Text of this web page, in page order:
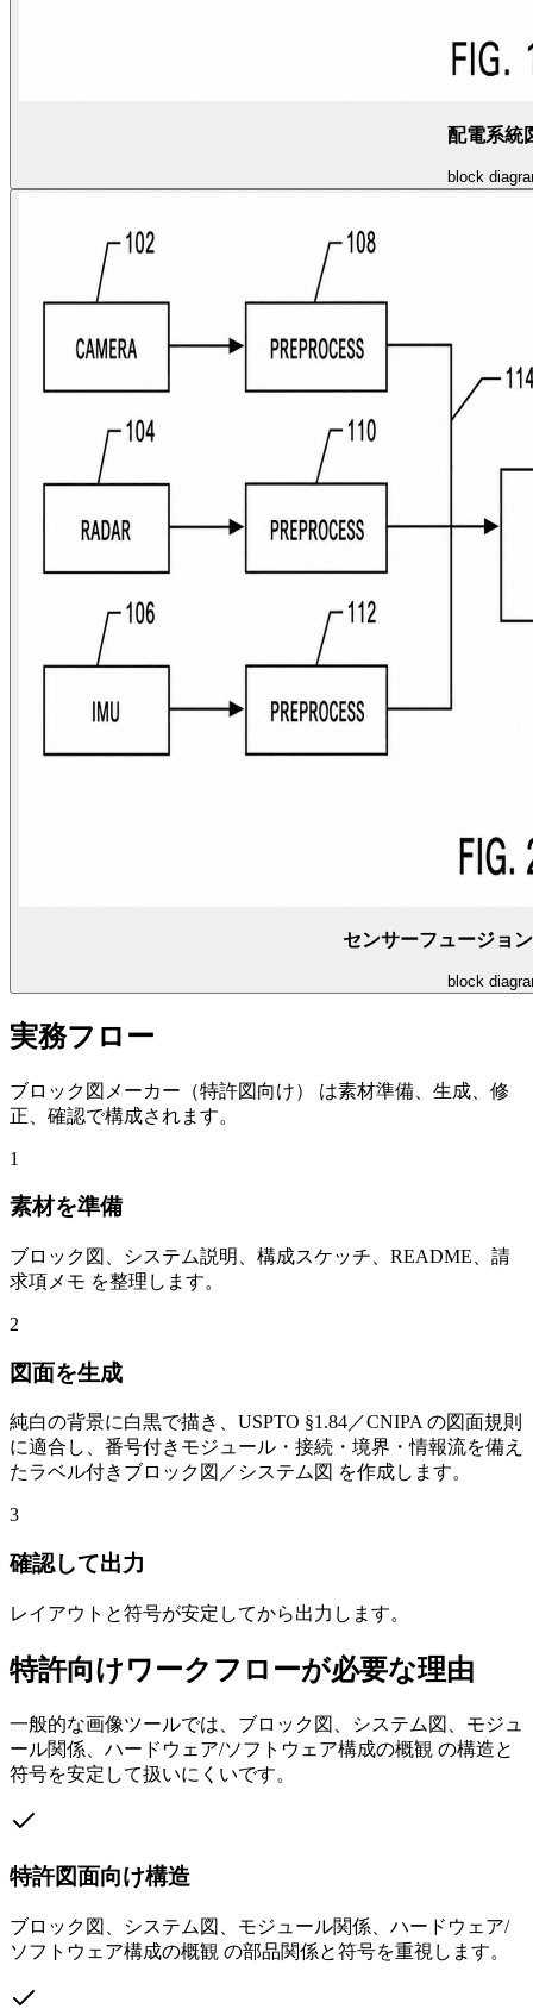
配電系統
block
センサーフュージョ
block
実務フロー
ブロック図メーカー（特許図向け） は素材準備、生成、修
正、確認で構成されます。
1
素材を準備
ブロック図、システム説明、構成スケッチ、README、請
求項メモ を整理します。
2
図面を生成
純白の背景に白黒で描き、USPTO §1.84／CNIPA の図面規則
に適合し、番号付きモジュール・接続・境界・情報流を備え
たラベル付きブロック図／システム図 を作成します。
3
確認して出力
レイアウトと符号が安定してから出力します。
特許向けワークフローが必要な理由
一般的な画像ツールでは、ブロック図、システム図、モジュ
ール関係、ハードウェア/ソフトウェア構成の概観 の構造と
符号を安定して扱いにくいです。
特許図面向け構造
ブロック図、システム図、モジュール関係、ハードウェア/
ソフトウェア構成の概観 の部品関係と符号を重視します。